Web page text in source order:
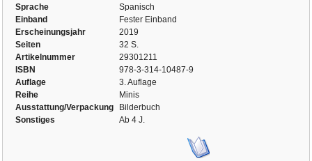
Sprache
Spanisch
Einband
Fester Einband
Erscheinungsjahr
2019
Seiten
32 S.
Artikelnummer
29301211
ISBN
978-3-314-10487-9
Auflage
3. Auflage
Reihe
Minis
Ausstattung/Verpackung
Bilderbuch
Sonstiges
Ab 4 J.